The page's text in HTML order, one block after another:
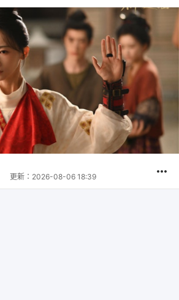
更新： 2026-08-06 18:39